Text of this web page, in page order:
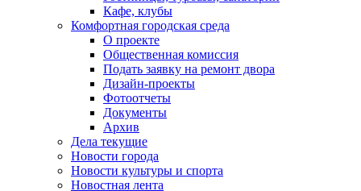
Кафе, клубы
Комфортная городская среда
О проекте
Общественная комиссия
Подать заявку на ремонт двора
Дизайн-проекты
Фотоотчеты
Документы
Архив
Дела текущие
Новости города
Новости культуры и спорта
Новостная лента